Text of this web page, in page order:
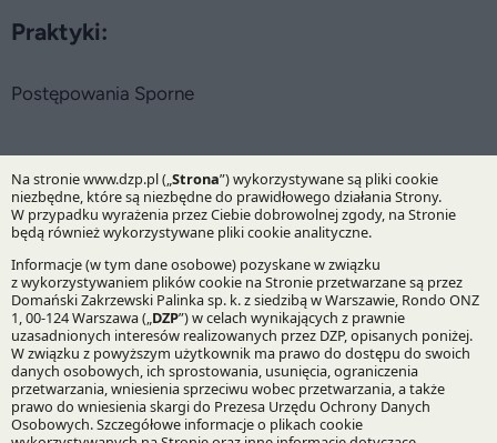
Praktyki:
Postępowania Sporne
Specjalizacje:
Sprawy arbitrażowe
Bądź na bieżąco z DZP
Zapisz